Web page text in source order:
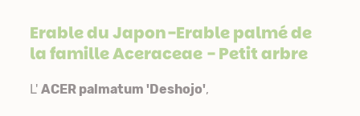
Erable du Japon-Erable palmé de
la familleAceraceae- Petit arbre
L' ACER palmatum 'Deshojo',